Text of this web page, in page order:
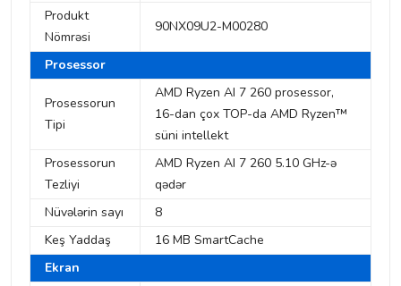
Produkt
Nömrəsi
90NX09U2-M00280
Prosessor
Prosessorun
Tipi
AMD Ryzen AI 7 260 prosessor,
16-dan çox TOP-da AMD Ryzen™
süni intellekt
Prosessorun
Tezliyi
AMD Ryzen AI 7 260 5.10 GHz-ə
qədər
Nüvələrin sayı
8
Keş Yaddaş
16 MB SmartCache
Ekran